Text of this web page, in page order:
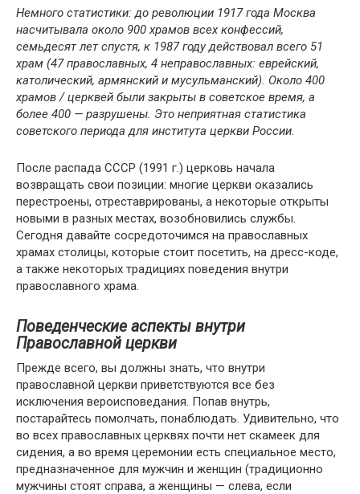
Немного статистики: до революции 1917 года Москва
насчитывала около 900 храмов всех конфессий,
семьдесят лет спустя, к 1987 году действовал всего 51
храм (47 православных, 4 неправославных: еврейский,
католический, армянский и мусульманский). Около 400
храмов / церквей были закрыты в советское время, а
более 400 — разрушены. Это неприятная статистика
советского периода для института церкви России.
После распада СССР (1991 г.) церковь начала
возвращать свои позиции: многие церкви оказались
перестроены, отреставрированы, а некоторые открыты
новыми в разных местах, возобновились службы.
Сегодня давайте сосредоточимся на православных
храмах столицы, которые стоит посетить, на дресс-коде,
а также некоторых традициях поведения внутри
православного храма.
Поведенческие аспекты внутри
Православной церкви
Прежде всего, вы должны знать, что внутри
православной церкви приветствуются все без
исключения вероисповедания. Попав внутрь,
постарайтесь помолчать, понаблюдать. Удивительно, что
во всех православных церквях почти нет скамеек для
сидения, а во время церемонии есть специальное место,
предназначенное для мужчин и женщин (традиционно
мужчины стоят справа, а женщины — слева, если